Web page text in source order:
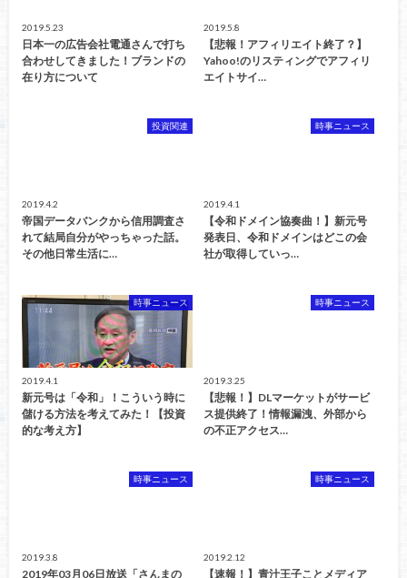
2019.5.23
日本一の広告会社電通さんで打ち
合わせしてきました！ブランドの
在り方について
2019.5.8
【悲報！アフィリエイト終了？】
Yahoo!のリスティングでアフィリ
エイトサイ…
投資関連
2019.4.2
帝国データバンクから信用調査さ
れて結局自分がやっちゃった話。
その他日常生活に…
時事ニュース
2019.4.1
【令和ドメイン協奏曲！】新元号
発表日、令和ドメインはどこの会
社が取得していっ…
時事ニュース
2019.4.1
新元号は「令和」！こういう時に
儲ける方法を考えてみた！【投資
的な考え方】
時事ニュース
2019.3.25
【悲報！】DLマーケットがサービ
ス提供終了！情報漏洩、外部から
の不正アクセス…
時事ニュース
2019.3.8
2019年03月06日放送「さんまの
時事ニュース
2019.2.12
【速報！】青汁王子ことメディア